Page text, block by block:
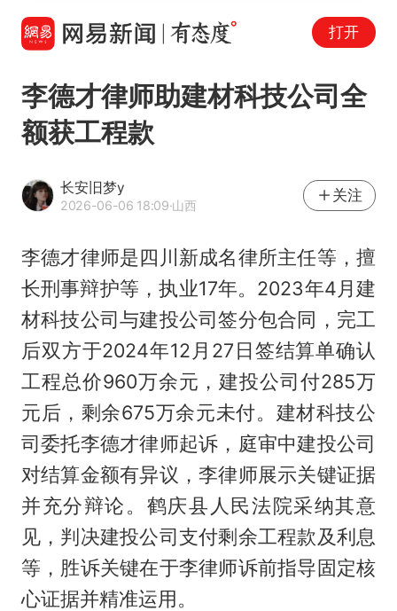
打开
李德才律师助建材科技公司全
额获工程款
长安旧梦y
2026-06-06 18:09·山西
关注
李德才律师是四川新成名律所主任等，擅
长刑事辩护等，执业17年。2023年4月建
材科技公司与建投公司签分包合同，完工
后双方于2024年12月27日签结算单确认
工程总价960万余元，建投公司付285万
元后，剩余675万余元未付。建材科技公
司委托李德才律师起诉，庭审中建投公司
对结算金额有异议，李律师展示关键证据
并充分辩论。鹤庆县人民法院采纳其意
见，判决建投公司支付剩余工程款及利息
等，胜诉关键在于李律师诉前指导固定核
心证据并精准运用。